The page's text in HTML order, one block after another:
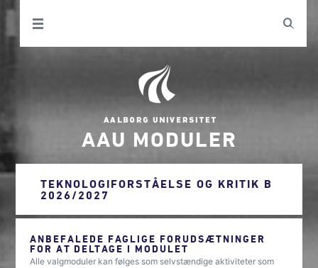
AAU MODULER
TEKNOLOGIFORSTÅELSE OG KRITIK B
2026/2027
ANBEFALEDE FAGLIGE FORUDSÆTNINGER
FOR AT DELTAGE I MODULET
Alle valgmoduler kan følges som selvstændige aktiviteter som